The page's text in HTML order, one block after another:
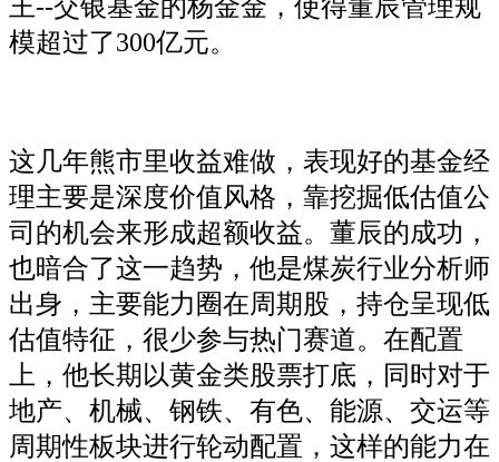
王--交银基金的杨金金，使得董辰管理规
模超过了300亿元。
这几年熊市里收益难做，表现好的基金经
理主要是深度价值风格，靠挖掘低估值公
司的机会来形成超额收益。董辰的成功，
也暗合了这一趋势，他是煤炭行业分析师
出身，主要能力圈在周期股，持仓呈现低
估值特征，很少参与热门赛道。在配置
上，他长期以黄金类股票打底，同时对于
地产、机械、钢铁、有色、能源、交运等
周期性板块进行轮动配置，这样的能力在